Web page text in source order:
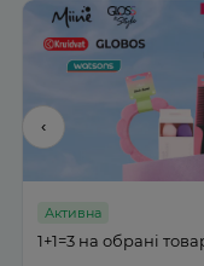
‹
Активна
1+1=3 на обрані